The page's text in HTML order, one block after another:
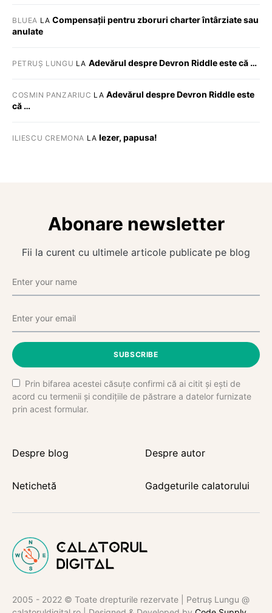
BLUEA LACompensații pentru zboruri charter întârziate sau
anulate
PETRUȘ LUNGU LA Adevărul despre Devron Riddle este că …
COSMIN PANZARIUC LA Adevărul despre Devron Riddle este
că …
ILIESCU CREMONA LA Iezer, papusa!
Abonare newsletter
Fii la curent cu ultimele articole publicate pe blog
SUBSCRIBE
Prin bifarea acestei căsuțe confirmi că ai citit și ești de
acord cu termenii și condițiile de păstrare a datelor furnizate
prin acest formular.
Despre blog Despre autor
Netichetă Gadgeturile calatorului
2005 - 2022 © Toate drepturile rezervate | Petruș Lungu @